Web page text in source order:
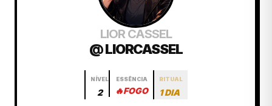
LIOR CASSEL
@ LIORCASSEL
NÍVEL
2
ESSÊNCIA
🔥FOGO
RITUAL
1 DIA